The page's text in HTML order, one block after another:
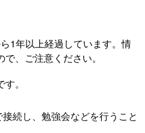
1年以上経過しています。情
、ご注意ください。
。
続し、勉強会などを行うこと